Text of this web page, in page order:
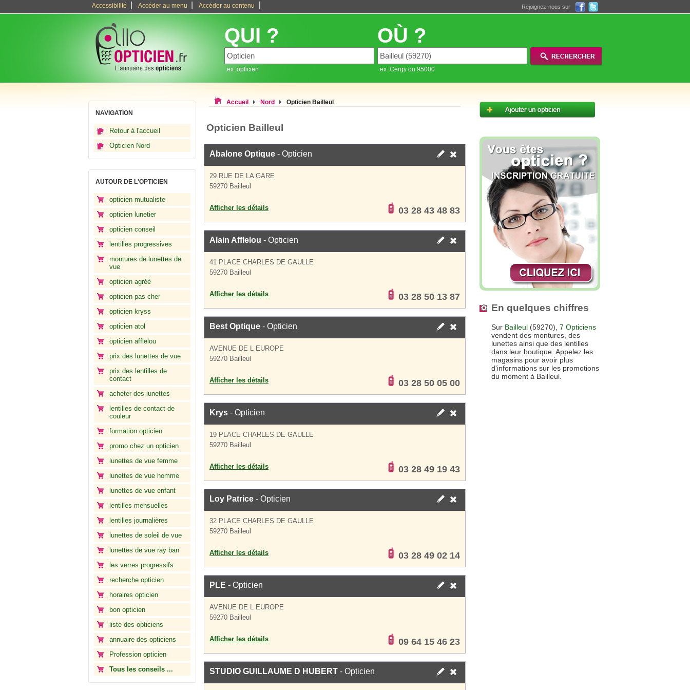
Accessibilité Accéder au menu Accéder au contenu Rejoignez-nous sur
QUI ?
ex: opticien
OÙ ?
ex: Cergy ou 95000
NAVIGATION
Retour à l'accueil
Opticien Nord
AUTOUR DE L'OPTICIEN
opticien mutualiste
opticien lunetier
opticien conseil
lentilles progressives
montures de lunettes de
vue
opticien agréé
opticien pas cher
opticien kryss
opticien atol
opticien afflelou
prix des lunettes de vue
prix des lentilles de
contact
acheter des lunettes
lentilles de contact de
couleur
formation opticien
promo chez un opticien
lunettes de vue femme
lunettes de vue homme
lunettes de vue enfant
lentilles mensuelles
lentilles journalières
lunettes de soleil de vue
lunettes de vue ray ban
les verres progressifs
recherche opticien
horaires opticien
bon opticien
liste des opticiens
annuaire des opticiens
Profession opticien
Tous les conseils ...
Accueil Nord Opticien Bailleul
Opticien Bailleul
Abalone Optique - Opticien
29 RUE DE LA GARE
59270 Bailleul
Afficher les détails 03 28 43 48 83
Alain Afflelou - Opticien
41 PLACE CHARLES DE GAULLE
59270 Bailleul
Afficher les détails 03 28 50 13 87
Best Optique - Opticien
AVENUE DE L EUROPE
59270 Bailleul
Afficher les détails 03 28 50 05 00
Krys - Opticien
19 PLACE CHARLES DE GAULLE
59270 Bailleul
Afficher les détails 03 28 49 19 43
Loy Patrice - Opticien
32 PLACE CHARLES DE GAULLE
59270 Bailleul
Afficher les détails 03 28 49 02 14
PLE - Opticien
AVENUE DE L EUROPE
59270 Bailleul
Afficher les détails 09 64 15 46 23
STUDIO GUILLAUME D HUBERT - Opticien
En quelques chiffres
Sur Bailleul (59270), 7 Opticiens
vendent des montures, des
lunettes ainsi que des lentilles
dans leur boutique. Appelez les
magasins pour avoir plus
d'informations sur les promotions
du moment à Bailleul.